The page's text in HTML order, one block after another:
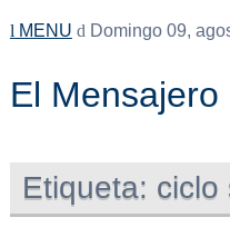
MENU Domingo 09,
El Mensajero
Etiqueta: ciclo